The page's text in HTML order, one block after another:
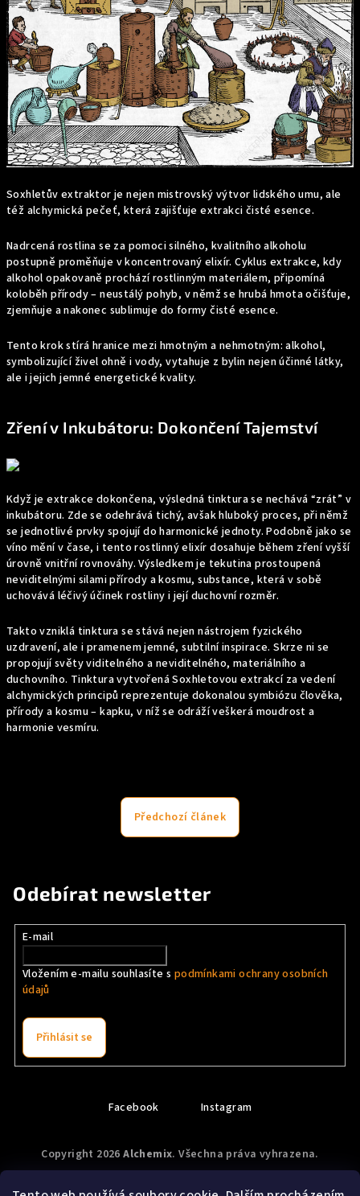
Soxhletův extraktor je nejen mistrovský výtvor lidského umu, ale
též alchymická pečeť, která zajišťuje extrakci čisté esence.
Nadrcená rostlina se za pomoci silného, kvalitního alkoholu
postupně proměňuje v koncentrovaný elixír. Cyklus extrakce, kdy
alkohol opakovaně prochází rostlinným materiálem, připomíná
koloběh přírody – neustálý pohyb, v němž se hrubá hmota očišťuje,
zjemňuje a nakonec sublimuje do formy čisté esence.
Tento krok stírá hranice mezi hmotným a nehmotným: alkohol,
symbolizující živel ohně i vody, vytahuje z bylin nejen účinné látky,
ale i jejich jemné energetické kvality.
Zření v Inkubátoru: Dokončení Tajemství
Když je extrakce dokončena, výsledná tinktura se nechává “zrát” v
inkubátoru. Zde se odehrává tichý, avšak hluboký proces, při němž
se jednotlivé prvky spojují do harmonické jednoty. Podobně jako se
víno mění v čase, i tento rostlinný elixír dosahuje během zření vyšší
úrovně vnitřní rovnováhy. Výsledkem je tekutina prostoupená
neviditelnými silami přírody a kosmu, substance, která v sobě
uchovává léčivý účinek rostliny i její duchovní rozměr.
Takto vzniklá tinktura se stává nejen nástrojem fyzického
uzdravení, ale i pramenem jemné, subtilní inspirace. Skrze ni se
propojují světy viditelného a neviditelného, materiálního a
duchovního. Tinktura vytvořená Soxhletovou extrakcí za vedení
alchymických principů reprezentuje dokonalou symbiózu člověka,
přírody a kosmu – kapku, v níž se odráží veškerá moudrost a
harmonie vesmíru.
Předchozí článek
Odebírat newsletter
E-mail
Vložením e-mailu souhlasíte s podmínkami ochrany osobních
údajů
Přihlásit se
t
Facebook Instagram
Copyright 2026Alchemix. Všechna práva vyhrazena.
Vytvořil Shoptet